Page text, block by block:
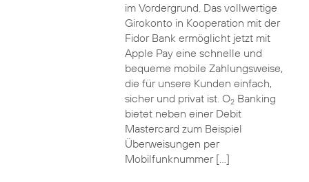
im Vordergrund. Das vollwertige
Girokonto in Kooperation mit der
Fidor Bank ermöglicht jetzt mit
Apple Pay eine schnelle und
bequeme mobile Zahlungsweise,
die für unsere Kunden einfach,
sicher und privat ist. O2Banking
bietet neben einer Debit
Mastercard zum Beispiel
Überweisungen per
Mobilfunknummer […]